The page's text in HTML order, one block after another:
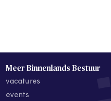
Meer Binnenlands Bestuur
vacatures
events